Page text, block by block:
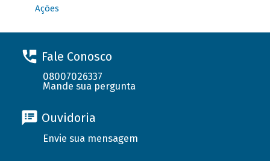
Ações
Fale Conosco
08007026337
Mande sua pergunta
Ouvidoria
Envie sua mensagem